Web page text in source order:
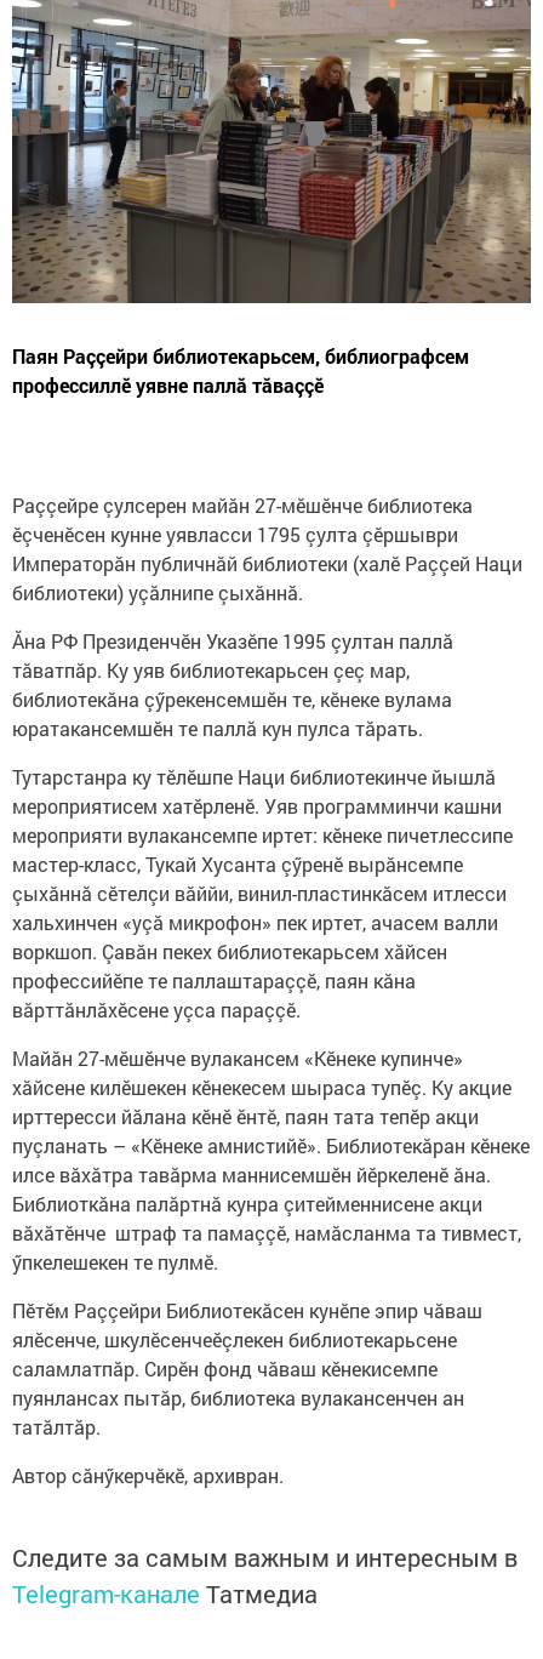
Паян Раççейри библиотекарьсем, библиографсем
профессиллӗ уявне паллă тăваççӗ
Раççейре çулсерен майăн 27-мӗшӗнче библиотека
ӗçченӗсен кунне уявласси 1795 çулта çӗршыври
Императорăн публичнăй библиотеки (халӗ Раççей Наци
библиотеки) уçăлнипе çыхăннă.
Ăна РФ Президенчӗн Указӗпе 1995 çултан паллă
тăватпăр. Ку уяв библиотекарьсен çеç мар,
библиотекăна çӳрекенсемшӗн те, кӗнеке вулама
юратакансемшӗн те паллă кун пулса тăрать.
Тутарстанра ку тӗлӗшпе Наци библиотекинче йышлă
мероприятисем хатӗрленӗ. Уяв программинчи кашни
мероприяти вулакансемпе иртет: кӗнеке пичетлессипе
мастер-класс, Тукай Хусанта çӳренӗ вырăнсемпе
çыхăннă сӗтелçи вăййи, винил-пластинкăсем итлесси
хальхинчен «уçă микрофон» пек иртет, ачасем валли
воркшоп. Çавăн пекех библиотекарьсем хăйсен
профессийӗпе те паллаштараççӗ, паян кăна
вăрттăнлăхӗсене уçса параççӗ.
Майăн 27-мӗшӗнче вулакансем «Кӗнеке купинче»
хăйсене килӗшекен кӗнекесем шыраса тупӗç. Ку акцие
ирттересси йăлана кӗнӗ ӗнтӗ, паян тата тепӗр акци
пуçланать – «Кӗнеке амнистийӗ». Библиотекăран кӗнеке
илсе вăхăтра тавăрма маннисемшӗн йӗркеленӗ ăна.
Библиоткăна палăртнă кунра çитейменнисене акци
вăхăтӗнче штраф та памаççӗ, намăсланма та тивмест,
ӳпкелешекен те пулмӗ.
Пӗтӗм Раççейри Библиотекăсен кунӗпе эпир чăваш
ялӗсенче, шкулӗсенчеӗçлекен библиотекарьсене
саламлатпăр. Сирӗн фонд чăваш кӗнекисемпе
пуянлансах пытăр, библиотека вулакансенчен ан
татăлтăр.
Автор сăнӳкерчӗкӗ, архивран.
Следите за самым важным и интересным в
Telegram-канале Татмедиа